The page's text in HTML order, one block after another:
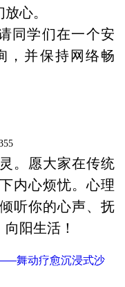
心。
同学们在一个安
，并保持网络畅
。愿大家在传统
内心烦忧。心理
听你的心声、抚
阳生活！
舞动疗愈沉浸式沙